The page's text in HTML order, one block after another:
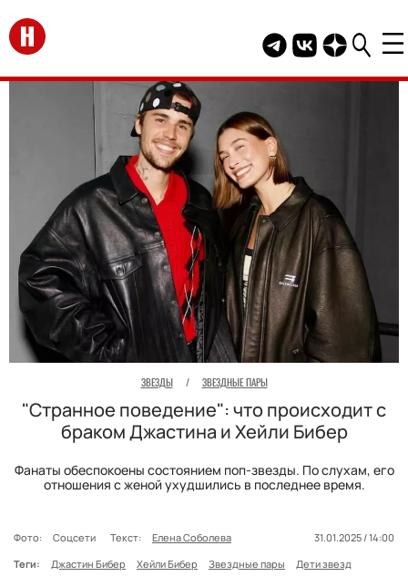
Перейти на главную
Telegram канал
Группа HELLO
Канал
ЗВЕЗДЫ / ЗВЕЗДНЫЕ ПАРЫ
"Странное поведение": что происходит с
браком Джастина и Хейли Бибер
Фанаты обеспокоены состоянием поп-звезды. По слухам, его
отношения с женой ухудшились в последнее время.
Фото: Соцсети Текст: Елена Соболева
31.01.2025 / 14:00
Теги:
Джастин Бибер Хейли Бибер Звездные пары Дети звезд